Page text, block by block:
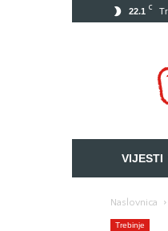
22.1 C
VIJESTI
Naslovnica
Trebinje